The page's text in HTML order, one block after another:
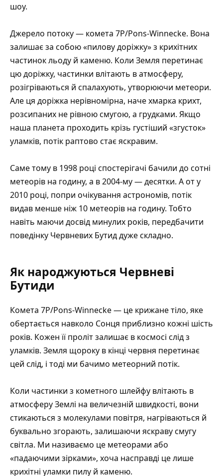
шоу.
Джерело потоку — комета 7P/Pons-Winnecke. Вона
залишає за собою «пилову доріжку» з крихітних
частинок льоду й каменю. Коли Земля перетинає
цю доріжку, частинки влітають в атмосферу,
розігріваються й спалахують, утворюючи метеори.
Але ця доріжка нерівномірна, наче хмарка крихт,
розсипаних не рівною смугою, а грудками. Якщо
наша планета проходить крізь густіший «згусток»
уламків, потік раптово стає яскравим.
Саме тому в 1998 році спостерігачі бачили до сотні
метеорів на годину, а в 2004-му — десятки. А от у
2010 році, попри очікування астрономів, потік
видав менше ніж 10 метеорів на годину. Тобто
навіть маючи досвід минулих років, передбачити
поведінку Червневих Бутид дуже складно.
Як народжуються Червневі
Бутиди
Комета 7P/Pons-Winnecke — це крижане тіло, яке
обертається навколо Сонця приблизно кожні шість
років. Кожен її проліт залишає в космосі слід з
уламків. Земля щороку в кінці червня перетинає
цей слід, і тоді ми бачимо метеорний потік.
Коли частинки з кометного шлейфу влітають в
атмосферу Землі на величезній швидкості, вони
стикаються з молекулами повітря, нагріваються й
буквально згорають, залишаючи яскраву смугу
світла. Ми називаємо це метеорами або
«падаючими зірками», хоча насправді це лише
крихітні уламки пилу й каменю.